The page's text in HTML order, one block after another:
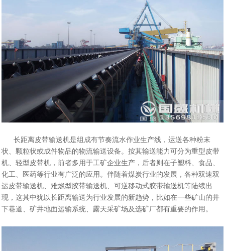
长距离皮带输送机是组成有节奏流水作业生产线，运送各种粉末
状、颗粒状或成件物品的物流输送设备。按其输送能力可分为重型皮带
机、轻型皮带机，前者多用于工矿企业生产，后者则在子塑料、食品、
化工、医药等行业有广泛的应用。伴随着煤炭行业的发展，各种双速双
运皮带输送机、难燃型胶带输送机、可逆移动式胶带输送机等陆续出
现，这其中犹以长距离输送为行业发展的新趋势，比如在一些矿山的井
下巷道、矿井地面运输系统、露天采矿场及选矿厂都有重要的作用。